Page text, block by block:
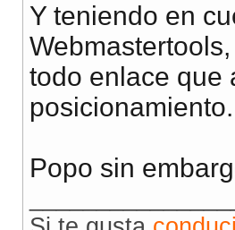
Y teniendo en
todo enlace que
Popo sin